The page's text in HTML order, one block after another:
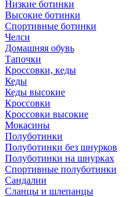
Низкие ботинки
Высокие ботинки
Спортивные ботинки
Челси
Домашняя обувь
Тапочки
Кроссовки, кеды
Кеды
Кеды высокие
Кроссовки
Кроссовки высокие
Мокасины
Полуботинки
Полуботинки без шнурков
Полуботинки на шнурках
Спортивные полуботинки
Сандалии
Сланцы и шлепанцы